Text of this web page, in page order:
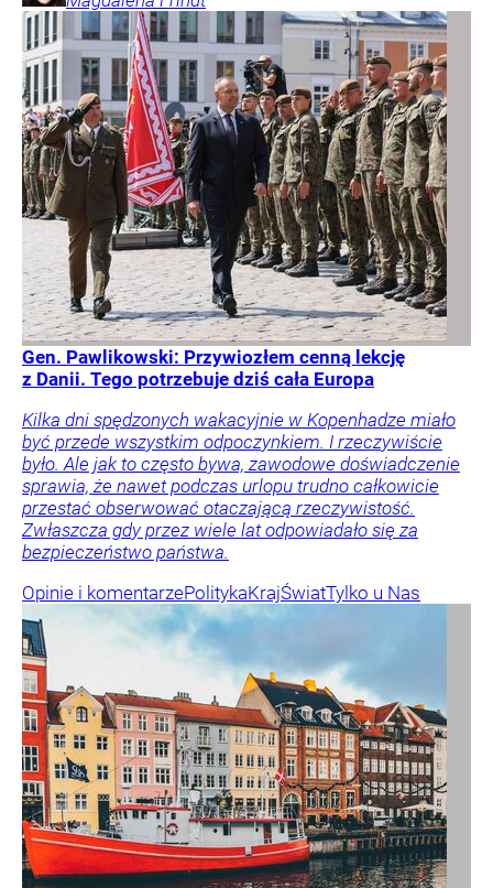
Gen. Pawlikowski: Przywiozłem cenną lekcję
z Danii. Tego potrzebuje dziś cała Europa
Kilka dni spędzonych wakacyjnie w Kopenhadze miało
być przede wszystkim odpoczynkiem. I rzeczywiście
było. Ale jak to często bywa, zawodowe doświadczenie
sprawia, że nawet podczas urlopu trudno całkowicie
przestać obserwować otaczającą rzeczywistość.
Zwłaszcza gdy przez wiele lat odpowiadało się za
bezpieczeństwo państwa.
Opinie i komentarzePolitykaKrajŚwiatTylko u Nas